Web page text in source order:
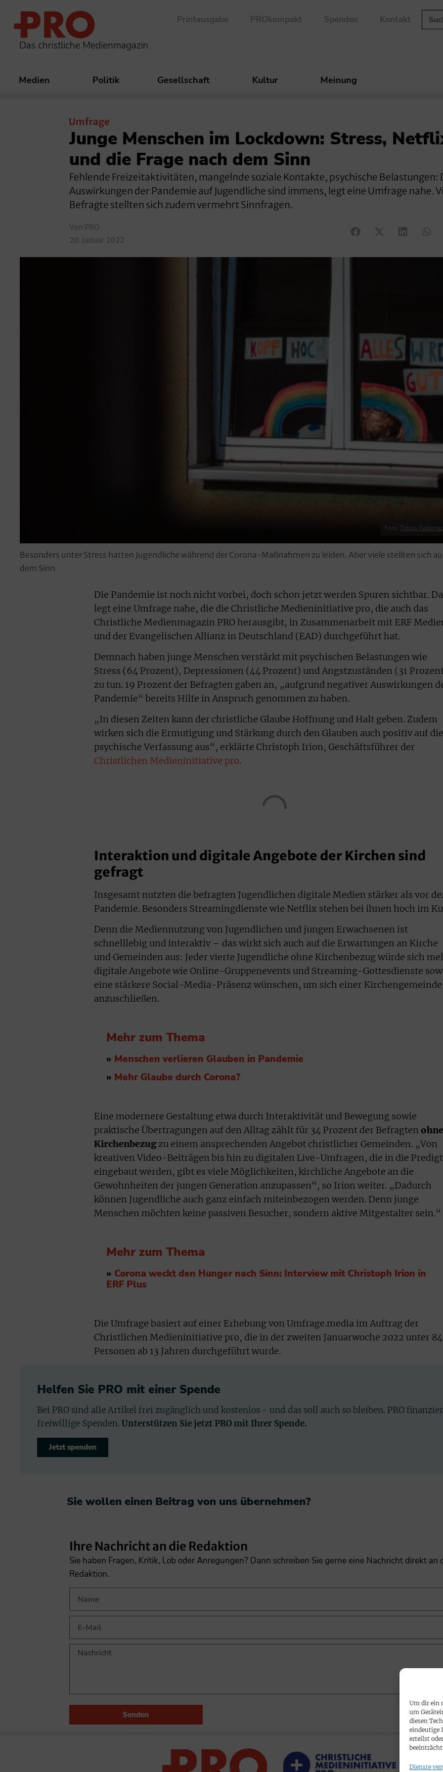
Um dir ein
um
diesen
eindeutige
erteilst
Dienste
Das christliche Medienmagazin
Printausgabe PROkompakt Spenden Kontakt
Medien Politik Gesellschaft Kultur Meinung
Umfrage
Junge Menschen im Lockdown: Stress,
und die Frage nach dem Sinn
Fehlende Freizeitaktivitäten, mangelnde soziale Kontakte, psychische Belastungen:
Auswirkungen der Pandemie auf Jugendliche sind immens, legt eine Umfrage nahe.
Befragte stellten sich zudem vermehrt Sinnfragen.
Von PRO
20. Januar 2022
Foto:Tobias
Besonders unter Stress hatten Jugendliche während der Corona-Maßnahmen zu leiden. Aber viele stellten sich
dem Sinn.
Die Pandemie ist noch nicht vorbei, doch schon jetzt werden Spuren sichtbar.
legt eine Umfrage nahe, die die Christliche Medieninitiative pro, die auch das
Christliche Medienmagazin PRO herausgibt, in Zusammenarbeit mit ERF
und der Evangelischen Allianz in Deutschland (EAD) durchgeführt hat.
Demnach haben junge Menschen verstärkt mit psychischen Belastungen wie
Stress (64 Prozent), Depressionen (44 Prozent) und Angstzuständen (31
zu tun. 19 Prozent der Befragten gaben an, „aufgrund negativer Auswirkungen
Pandemie“ bereits Hilfe in Anspruch genommen zu haben.
„In diesen Zeiten kann der christliche Glaube Hoffnung und Halt geben. Zudem
wirken sich die Ermutigung und Stärkung durch den Glauben auch positiv auf die
psychische Verfassung aus“, erklärte Christoph Irion, Geschäftsführer der
Christlichen Medieninitiative pro.
Interaktion und digitale Angebote der Kirchen sind
gefragt
Insgesamt nutzten die befragten Jugendlichen digitale Medien stärker als vor
Pandemie. Besonders Streamingdienste wie Netflix stehen bei ihnen hoch im
Denn die Mediennutzung von Jugendlichen und jungen Erwachsenen ist
schnelllebig und interaktiv – das wirkt sich auch auf die Erwartungen an Kirche
und Gemeinden aus: Jeder vierte Jugendliche ohne Kirchenbezug würde sich
digitale Angebote wie Online-Gruppenevents und Streaming-Gottesdienste
eine stärkere Social-Media-Präsenz wünschen, um sich einer Kirchengemeinde
anzuschließen.
Mehr zum Thema
» Menschen verlieren Glauben in Pandemie
» Mehr Glaube durch Corona?
Eine modernere Gestaltung etwa durch Interaktivität und Bewegung sowie
praktische Übertragungen auf den Alltag zählt für 34 Prozent der Befragten ohne
Kirchenbezug zu einem ansprechenden Angebot christlicher Gemeinden. „Von
kreativen Video-Beiträgen bis hin zu digitalen Live-Umfragen, die in die Predigt
eingebaut werden, gibt es viele Möglichkeiten, kirchliche Angebote an die
Gewohnheiten der jungen Generation anzupassen“, so Irion weiter. „Dadurch
können Jugendliche auch ganz einfach miteinbezogen werden. Denn junge
Menschen möchten keine passiven Besucher, sondern aktive Mitgestalter sein.“
Mehr zum Thema
» Corona weckt den Hunger nach Sinn: Interview mit Christoph Irion in
ERF Plus
Die Umfrage basiert auf einer Erhebung von Umfrage.media im Auftrag der
Christlichen Medieninitiative pro, die in der zweiten Januarwoche 2022 unter
Personen ab 13 Jahren durchgeführt wurde.
Helfen Sie PRO mit einer Spende
Bei PRO sind alle Artikel frei zugänglich und kostenlos - und das soll auch so bleiben. PRO
freiwillige Spenden. Unterstützen Sie jetzt PRO mit Ihrer Spende.
Jetzt spenden
Sie wollen einen Beitrag von uns übernehmen?​
Ihre Nachricht an die Redaktion
Sie haben Fragen, Kritik, Lob oder Anregungen? Dann schreiben Sie gerne eine Nachricht direkt an
Redaktion.
Senden